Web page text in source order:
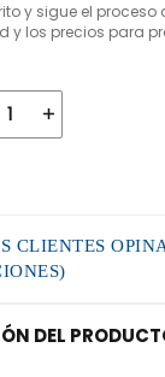
y sigue el proceso
y los precios para
CLIENTES
DEL